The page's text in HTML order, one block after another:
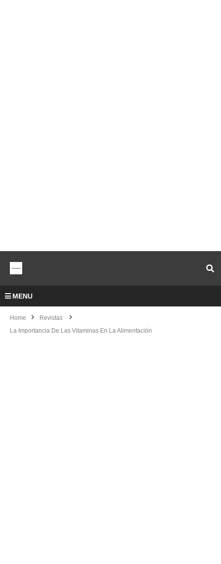
MENU
Home
Revistas
La Importancia De Las Vitaminas En La Alimentación